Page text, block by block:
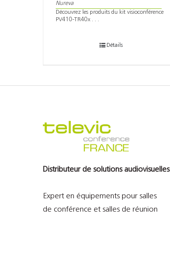
Nureva
Découvrez les produits du kit visioconférence
PV410-TR40x . . .
Détails
Distributeur de solutions audiovisuelles
Expert en équipements pour salles
de conférence et salles de réunion